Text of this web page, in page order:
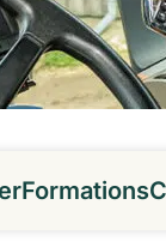
Formations